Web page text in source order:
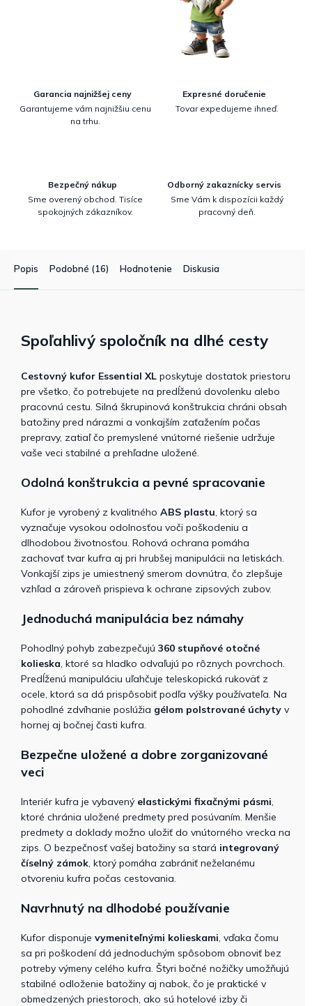
Garancia najnižšej ceny
Garantujeme vám najnižšiu cenu
na trhu.
Expresné doručenie
Tovar expedujeme ihneď.
Bezpečný nákup
Sme overený obchod. Tisíce
spokojných zákazníkov.
Odborný zakaznícky servis
Sme Vám k dispozícii každý
pracovný deň.
Popis Podobné (16) Hodnotenie Diskusia
Spoľahlivý spoločník na dlhé cesty
Cestovný kufor Essential XL poskytuje dostatok priestoru
pre všetko, čo potrebujete na predĺženú dovolenku alebo
pracovnú cestu. Silná škrupinová konštrukcia chráni obsah
batožiny pred nárazmi a vonkajším zaťažením počas
prepravy, zatiaľ čo premyslené vnútorné riešenie udržuje
vaše veci stabilné a prehľadne uložené.
Odolná konštrukcia a pevné spracovanie
Kufor je vyrobený z kvalitného ABS plastu , ktorý sa
vyznačuje vysokou odolnosťou voči poškodeniu a
dlhodobou životnosťou. Rohová ochrana pomáha
zachovať tvar kufra aj pri hrubšej manipulácii na letiskách.
Vonkajší zips je umiestnený smerom dovnútra, čo zlepšuje
vzhľad a zároveň prispieva k ochrane zipsových zubov.
Jednoduchá manipulácia bez námahy
Pohodlný pohyb zabezpečujú 360 stupňové otočné
kolieska , ktoré sa hladko odvaľujú po rôznych povrchoch.
Predĺženú manipuláciu uľahčuje teleskopická rukoväť z
ocele, ktorá sa dá prispôsobiť podľa výšky používateľa. Na
pohodlné zdvíhanie poslúžia gélom polstrované úchyty v
hornej aj bočnej časti kufra.
Bezpečne uložené a dobre zorganizované
veci
Interiér kufra je vybavený elastickými fixačnými pásmi
ktoré chránia uložené predmety pred posúvaním. Menšie
predmety a doklady možno uložiť do vnútorného vrecka na
zips. O bezpečnosť vašej batožiny sa stará integrovaný
číselný zámok , ktorý pomáha zabrániť neželanému
otvoreniu kufra počas cestovania.
Navrhnutý na dlhodobé používanie
Kufor disponuje vymeniteľnými kolieskami , vďaka čomu
sa pri poškodení dá jednoduchým spôsobom obnoviť bez
potreby výmeny celého kufra. Štyri bočné nožičky umožňujú
stabilné odloženie batožiny aj nabok, čo je praktické v
obmedzených priestoroch, ako sú hotelové izby či